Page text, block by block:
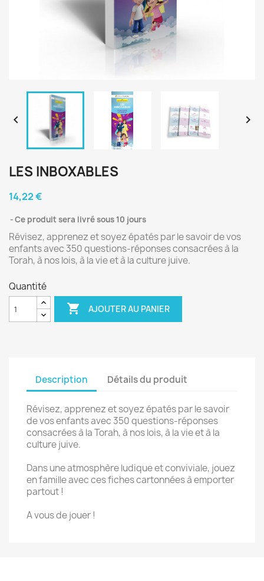
 
LES INBOXABLES
14,22 €
Ce produit sera livré sous 10 jours
Révisez, apprenez et soyez épatés par le savoir de vos
enfants avec 350 questions-réponses consacrées à la
Torah, à nos lois, à la vie et à la culture juive.
Quantité
 AJOUTER AU PANIER
Description Détails du produit
Révisez, apprenez et soyez épatés par le savoir
de vos enfants avec 350 questions-réponses
consacrées à la Torah, à nos lois, à la vie et à la
culture juive.
Dans une atmosphère ludique et conviviale, jouez
en famille avec ces fiches cartonnées à emporter
partout !
A vous de jouer !